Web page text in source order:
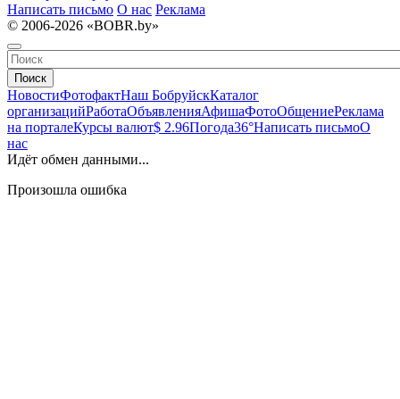
Написать письмо О нас Реклама
© 2006-2026 «BOBR.by»
Поиск
НовостиФотофактНаш БобруйскКаталог
организацийРаботаОбъявленияАфишаФотоОбщениеРеклама
на порталеКурсы валют$ 2.96Погода36°Написать письмоО
нас
Идёт обмен данными...
Произошла ошибка